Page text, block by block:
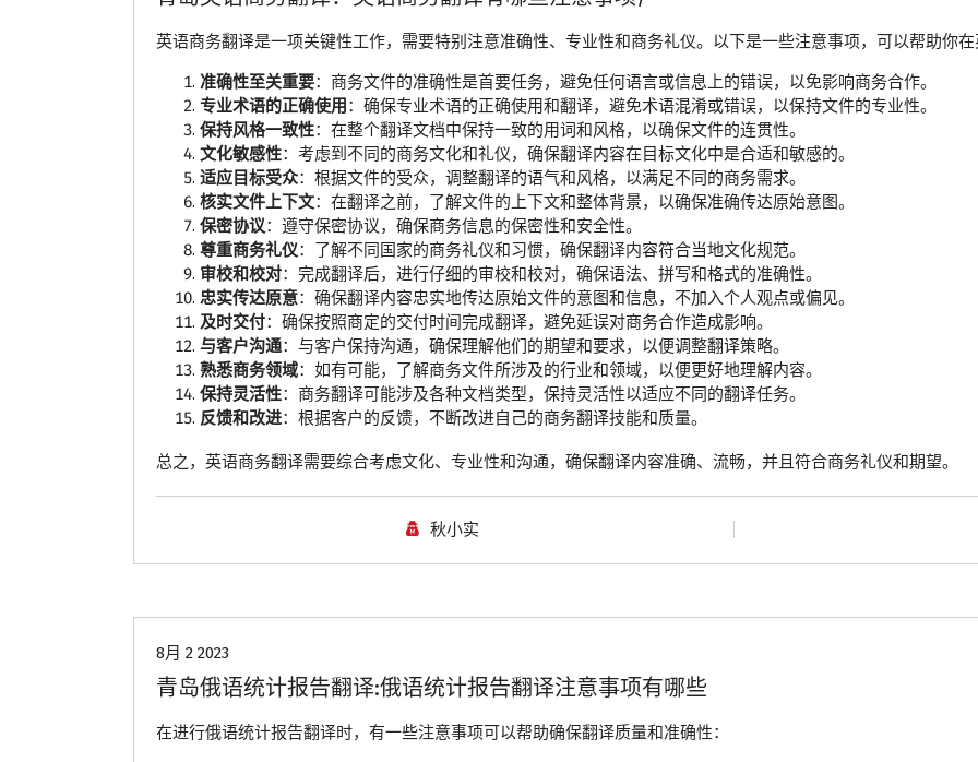
英语商务翻译是一项关键性工作，需要特别注意准确性、专业性和商务礼仪。以下是一些注意事项，可以帮助你
准确性至关重要：商务文件的准确性是首要任务，避免任何语言或信息上的错误，以免影响商务合作。
专业术语的正确使用 ：确保专业术语的正确使用和翻译，避免术语混淆或错误，以保持文件的专业性。
保持风格一致性：在整个翻译文档中保持一致的用词和风格，以确保文件的连贯性。
文化敏感性：考虑到不同的商务文化和礼仪，确保翻译内容在目标文化中是合适和敏感的。
适应目标受众：根据文件的受众，调整翻译的语气和风格，以满足不同的商务需求。
核实文件上下文：在翻译之前，了解文件的上下文和整体背景，以确保准确传达原始意图。
保密协议：遵守保密协议，确保商务信息的保密性和安全性。
尊重商务礼仪：了解不同国家的商务礼仪和习惯，确保翻译内容符合当地文化规范。
审校和校对：完成翻译后，进行仔细的审校和校对，确保语法、拼写和格式的准确性。
忠实传达原意：确保翻译内容忠实地传达原始文件的意图和信息，不加入个人观点或偏见。
及时交付：确保按照商定的交付时间完成翻译，避免延误对商务合作造成影响。
与客户沟通：与客户保持沟通，确保理解他们的期望和要求，以便调整翻译策略。
熟悉商务领域：如有可能，了解商务文件所涉及的行业和领域，以便更好地理解内容。
保持灵活性：商务翻译可能涉及各种文档类型，保持灵活性以适应不同的翻译任务。
反馈和改进：根据客户的反馈，不断改进自己的商务翻译技能和质量。
总之，英语商务翻译需要综合考虑文化、专业性和沟通，确保翻译内容准确、流畅，并且符合商务礼仪和期望。
秋小实
8月 2 2023
青岛俄语统计报告翻译:俄语统计报告翻译注意事项有哪些
在进行俄语统计报告翻译时，有一些注意事项可以帮助确保翻译质量和准确性：